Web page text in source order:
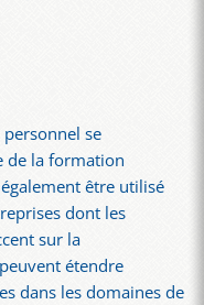
se
de la formation
être utilisé
dont les
sur la
étendre
dans les domaines de